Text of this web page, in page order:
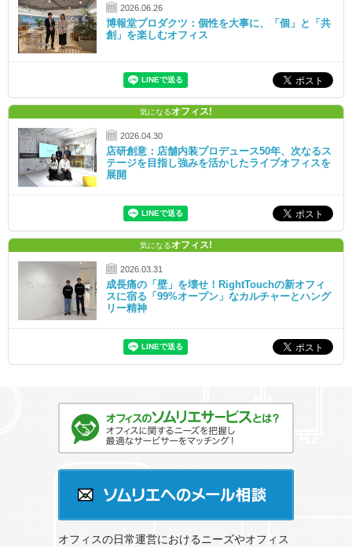
2026.06.26
博報堂プロダクツ：個性を大事に、「個」と「共
創」を楽しむオフィス
気になるオフィス!
2026.04.30
店研創意：店舗内装プロデュース50年、次なるス
テージを目指し強みを活かしたライブオフィスを
展開
気になるオフィス!
2026.03.31
成長痛の「壁」を壊せ！RightTouchの新オフィ
スに宿る「99%オープン」なカルチャーとハング
リー精神
オフィスの日常運営におけるニーズやオフィス